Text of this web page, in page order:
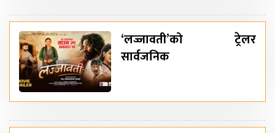
‘लज्जावती’को ट्रेलर
सार्वजनिक